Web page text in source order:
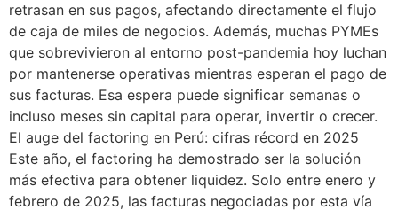
retrasan en sus pagos, afectando directamente el flujo
de caja de miles de negocios. Además, muchas PYMEs
que sobrevivieron al entorno post-pandemia hoy luchan
por mantenerse operativas mientras esperan el pago de
sus facturas. Esa espera puede significar semanas o
incluso meses sin capital para operar, invertir o crecer.
El auge del factoring en Perú: cifras récord en 2025
Este año, el factoring ha demostrado ser la solución
más efectiva para obtener liquidez. Solo entre enero y
febrero de 2025, las facturas negociadas por esta vía